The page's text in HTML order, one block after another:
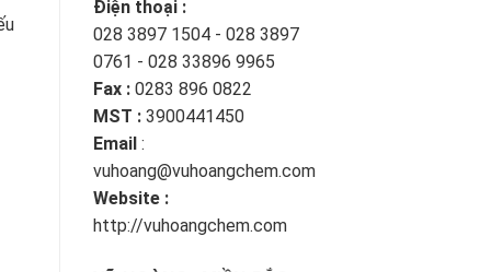
Điện thoại :
028 3897 1504 - 028 3897
0761 - 028 33896 9965
Fax : 0283 896 0822
MST : 3900441450
Email :
vuhoang@vuhoangchem.com
Website :
http://vuhoangchem.com